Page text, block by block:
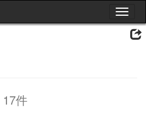
Toggle
17件